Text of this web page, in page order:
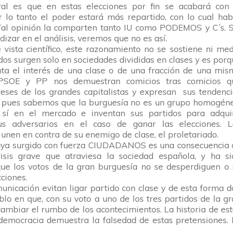
es que en estas elecciones por fin se acabará con
lo tanto el poder estará más repartido, con lo cual
opinión la comparten tanto IU como PODEMOS y C´s.
en el análisis, veremos que no es así.
científico, este razonamiento no se sostiene ni
surgen solo en sociedades divididas en clases y es
el interés de una clase o de una fracción de una
y PP nos demuestran comicios tras comicios
de los grandes capitalistas y expresan sus
sabemos que la burguesía no es un grupo
en el mercado e inventan sus partidos para
adversarios en el caso de ganar las elecciones.
en contra de su enemigo de clase, el proletariado.
surgido con fuerza CIUDADANOS es una consecuencia
grave que atraviesa la sociedad española, y ha
los votos de la gran burguesía no se desperdiguen o
evitan ligar partido con clase y de esta forma
en que, con su voto a uno de los tres partidos de la
el rumbo de los acontecimientos. La historia de
demuestra la falsedad de estas pretensiones.